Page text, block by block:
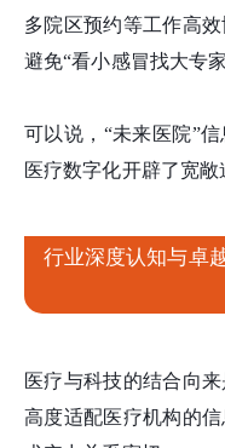
多院区预约等工作高
避免“看小感冒找大专家
可以说，“未来医院”
医疗数字化开辟了宽敞
行业深度认知与卓
医疗与科技的结合向
高度适配医疗机构的